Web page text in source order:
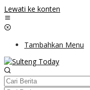
Lewati ke konten
Tambahkan Menu